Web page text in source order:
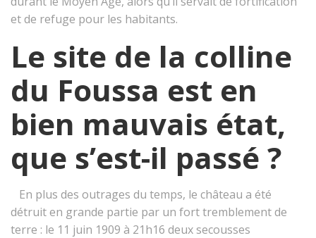
et de refuge pour les habitants.
Le site de la colline
du Foussa est en
bien mauvais état,
que s’est-il passé ?
En plus des outrages du temps, le château a été
détruit en grande partie par un fort tremblement de
terre : le 11 juin 1909 à 21h16 deux secousses